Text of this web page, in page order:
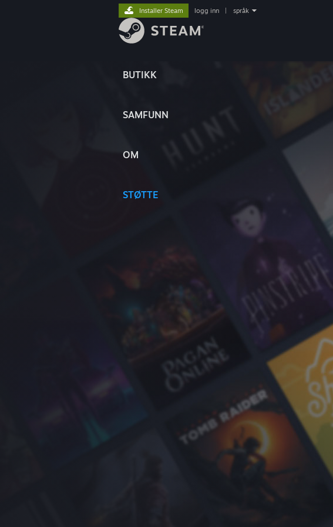
BUTIKK
SAMFUNN
OM
STØTTE
Installer Steam logg inn språk